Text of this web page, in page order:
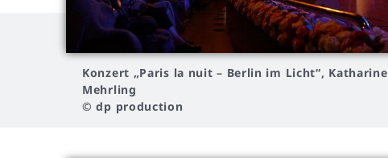
Konzert „Paris la nuit – Berlin im Licht“, Katharine
Mehrling
© dp production